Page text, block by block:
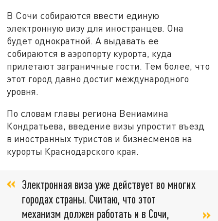
В Сочи собираются ввести единую
электронную визу для иностранцев. Она
будет однократной. А выдавать ее
собираются в аэропорту курорта, куда
прилетают заграничные гости. Тем более, что
этот город давно достиг международного
уровня.
По словам главы региона Вениамина
Кондратьева, введение визы упростит въезд
в иностранных туристов и бизнесменов на
курорты Краснодарского края.
Электронная виза уже действует во многих
городах страны. Считаю, что этот
механизм должен работать и в Сочи,